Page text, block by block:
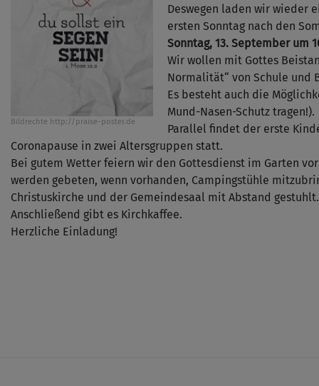
Bildrechte http://praise-poster.de
Deswegen laden wir wieder
ersten Sonntag nach den
Sonntag, 13. September um
Wir wollen mit Gottes
Normalität“ von Schule und
Es besteht auch die
Mund-Nasen-Schutz tragen!).
Parallel findet der erste
Coronapause in zwei Altersgruppen statt.
Bei gutem Wetter feiern wir den Gottesdienst im Garten
werden gebeten, wenn vorhanden, Campingstühle
Christuskirche und der Gemeindesaal mit Abstand gestuhlt.
Anschließend gibt es Kirchkaffee.
Herzliche Einladung!